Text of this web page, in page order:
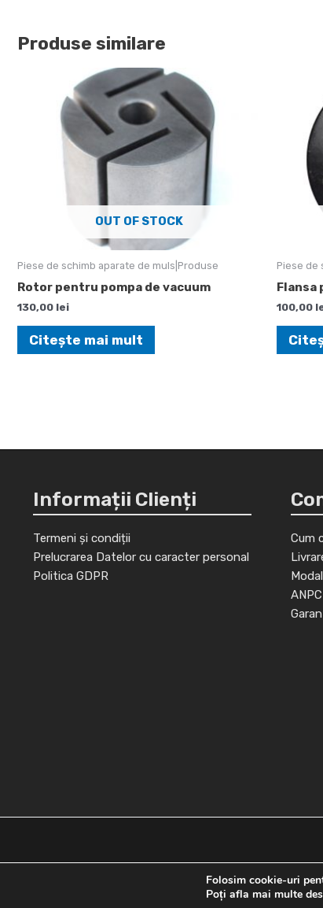
Produse similare
OUT OF STOCK
Piese de schimb aparate de muls|Produse
Rotor pentru pompa de vacuum
130,00 lei
Citește mai mult
Piese de
Flansa
100,00
Informații Clienți
Termeni și condiții
Prelucrarea Datelor cu caracter personal
Politica GDPR
Cum
ANPC
Folosim cookie-uri
Poți afla mai multe